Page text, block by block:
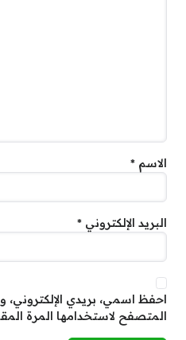
الاسم *
البريد الإلكتروني *
احفظ اسمي، بريدي الإلكتروني،
المتصفح لاستخدامها المرة